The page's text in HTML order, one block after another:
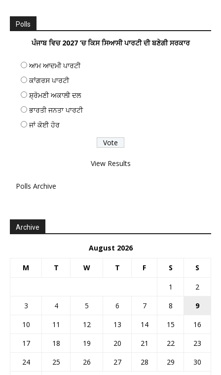
Polls
ਪੰਜਾਬ ਵਿਚ 2027 ’ਚ ਕਿਸ ਸਿਆਸੀ ਪਾਰਟੀ ਦੀ ਬਣੇਗੀ ਸਰਕਾਰ
ਆਮ ਆਦਮੀ ਪਾਰਟੀ
ਕਾਂਗਰਸ ਪਾਰਟੀ
ਸ਼੍ਰੋਮਣੀ ਅਕਾਲੀ ਦਲ
ਭਾਰਤੀ ਜਨਤਾ ਪਾਰਟੀ
ਜਾਂ ਕੋਈ ਹੋਰ
View Results
Polls Archive
Archive
August 2026
M T W T F S S
1
2
3
4 5 6 7 8
9
10
11 12 13 14 15
16
17
18 19 20 21 22
23
24
25 26 27 28 29
30